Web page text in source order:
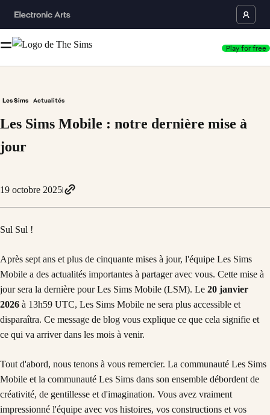
Play for free
Les Sims Actualités
Les Sims Mobile : notre dernière mise à
jour
19 octobre 2025
Sul Sul !
Après sept ans et plus de cinquante mises à jour, l'équipe Les Sims
Mobile a des actualités importantes à partager avec vous. Cette mise à
jour sera la dernière pour Les Sims Mobile (LSM). Le 20 janvier
2026 à 13h59 UTC, Les Sims Mobile ne sera plus accessible et
disparaîtra. Ce message de blog vous explique ce que cela signifie et
ce qui va arriver dans les mois à venir.
Tout d'abord, nous tenons à vous remercier. La communauté Les Sims
Mobile et la communauté Les Sims dans son ensemble débordent de
créativité, de gentillesse et d'imagination. Vous avez vraiment
impressionné l'équipe avec vos histoires, vos constructions et vos